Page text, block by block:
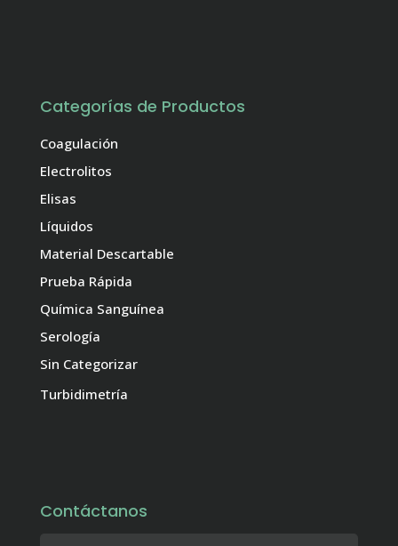
Categorías de Productos
Coagulación
Electrolitos
Elisas
Líquidos
Material Descartable
Prueba Rápida
Química Sanguínea
Serología
Sin Categorizar
Turbidimetría
Contáctanos